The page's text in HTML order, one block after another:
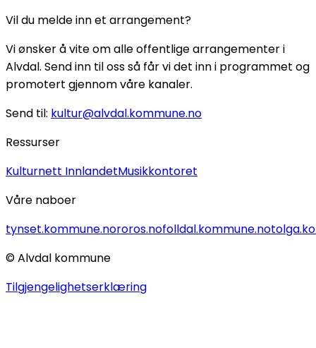
Vil du melde inn et arrangement?
Vi ønsker å vite om alle offentlige arrangementer i
Alvdal. Send inn til oss så får vi det inn i programmet og
promotert gjennom våre kanaler.
Send til: kultur@alvdal.kommune.no
Ressurser
Kulturnett InnlandetMusikkontoret
Våre naboer
tynset.kommune.nororos.nofolldal.kommune.no
© Alvdal kommune
Tilgjengelighetserklæring